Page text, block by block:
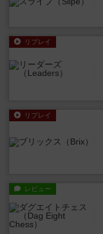
リプレイ
リプレイ
レビュー